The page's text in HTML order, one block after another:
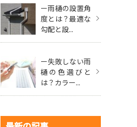
ー雨樋の設置角
度とは？最適な
勾配と設...
ー失敗しない雨
樋の色選びと
は？カラー...